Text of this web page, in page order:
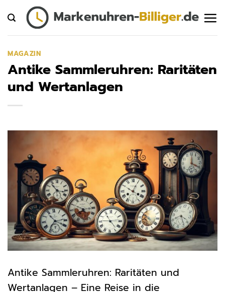
Inhalt
springen
MAGAZIN
Antike Sammleruhren: Raritäten
und Wertanlagen
Antike Sammleruhren: Raritäten und
Wertanlagen – Eine Reise in die